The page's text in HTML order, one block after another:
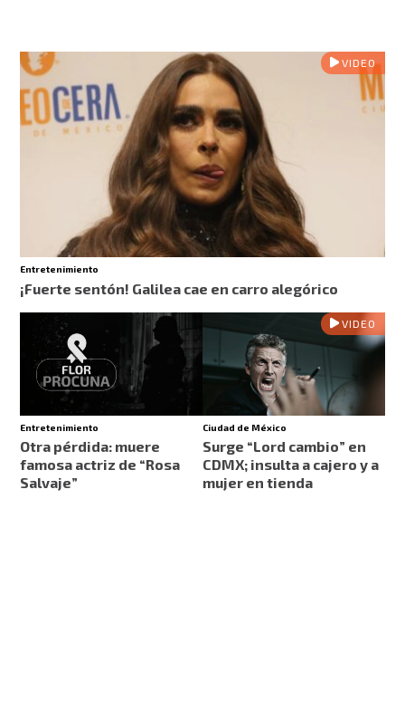
VIDEO
Entretenimiento
¡Fuerte sentón! Galilea cae en carro alegórico
Entretenimiento
Otra pérdida: muere
famosa actriz de “Rosa
Salvaje”
VIDEO
Ciudad de México
Surge “Lord cambio” en
CDMX; insulta a cajero y a
mujer en tienda